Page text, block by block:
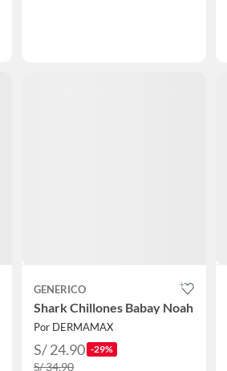
GENERICO
Shark Chillones Babay Noah
Por DERMAMAX
S/ 24.90 -29%
S/ 34.90